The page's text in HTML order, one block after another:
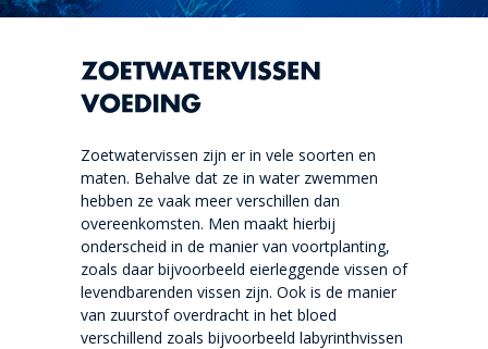
Zoetwatervissen zijn er in vele soorten en
maten. Behalve dat ze in water zwemmen
hebben ze vaak meer verschillen dan
overeenkomsten. Men maakt hierbij
onderscheid in de manier van voortplanting,
zoals daar bijvoorbeeld eierleggende vissen of
levendbarenden vissen zijn. Ook is de manier
van zuurstof overdracht in het bloed
verschillend zoals bijvoorbeeld labyrinthvissen